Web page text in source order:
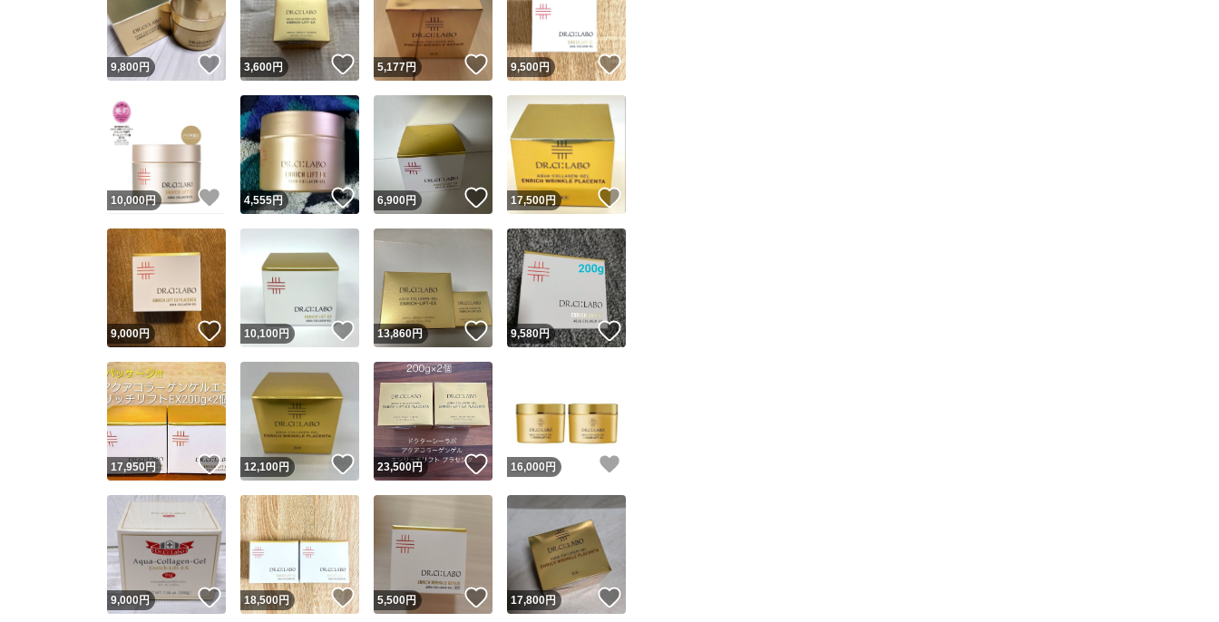
スピード＆安心発送
このユーザーは高頻度で24時間以内＆設定した発送日数内に発送してい
ます
スピード発送 このユーザーは高頻度で24時間以内に発送しています
安心発送 このユーザーは設定した発送日数内に発送しています
9,800円 いいね！
3,600円 いいね！
5,177円 いいね！
9,500円 いいね！
10,000円 いいね！
4,555円 いいね！
6,900円 いいね！
17,500円
9,000円 いいね！
10,100 円 いいね！
13,860円 いいね！
9,580円 いいね！
17,950円 いいね！
12,100円 いいね！
23,500円 いいね！
16,000 円
9,000円 いいね！
18,500円 いいね！
5,500円 いいね！
17,800円